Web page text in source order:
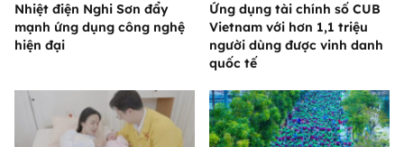
Nhiệt điện Nghi Sơn đẩy
mạnh ứng dụng công nghệ
hiện đại
Ứng dụng tài chính số CUB
Vietnam với hơn 1,1 triệu
người dùng được vinh danh
quốc tế